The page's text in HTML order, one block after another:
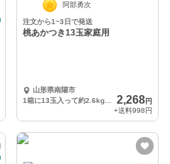
阿部勇次
注文から1~3日で発送
桃あかつき13玉家庭用
山形県南陽市
1箱に13玉入って約2.6kgです。
2,268円
+送料998円